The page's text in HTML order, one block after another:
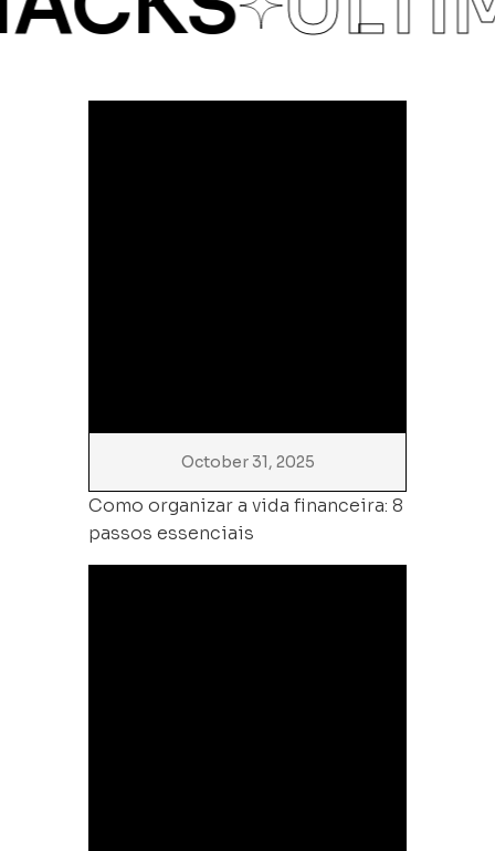
October 31, 2025
Como organizar a vida financeira: 8
passos essenciais